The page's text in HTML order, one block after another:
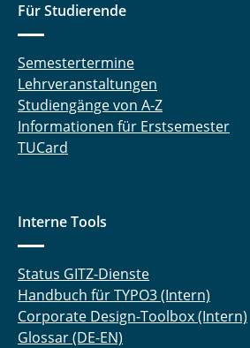
Für Studierende
Semestertermine
Lehrveranstaltungen
Studiengänge von A-Z
Informationen für Erstsemester
TUCard
Interne Tools
Status GITZ-Dienste
Handbuch für TYPO3 (Intern)
Corporate Design-Toolbox (Intern)
Glossar (DE-EN)